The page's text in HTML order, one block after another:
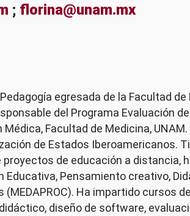
; florina@unam.mx
egresada de la Facultad
del Programa Evaluación
Facultad de Medicina,
de Estados
de educación a distancia,
Educativa, Pensamiento creativo,
Ha impartido cursos
diseño de software,